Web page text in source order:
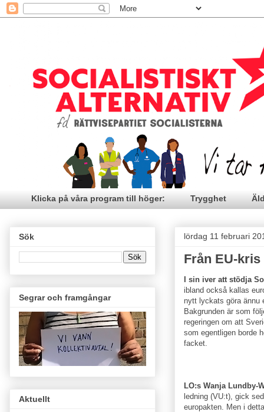
Klicka på våra program till höger: Trygghet
lördag 11 februari
Från EU-
I sin iver att stödja
ibland också kallas
nytt lyckats göra ännu
Bakgrunden är som
regeringen om att
som egentligen borde
facket.
LO:s Wanja Lundby-
ledning (VU:t), gick
europakten. Men i
Sök
Segrar och framgångar
Aktuellt